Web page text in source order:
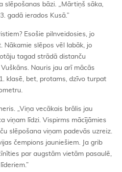
slēpošanas bāzi. „Mārtiņš sāka,
gadā ierados Kusā.”
Esošie pilnveidosies, jo
Nākamie slēpos vēl labāk, jo
tagad strādā distanču
Nauris jau arī mācās
klasē, bet, protams, dzīvo turpat
„Viņa vecākais brālis jau
viņam līdzi. Vispirms mācījāmies
slēpošana viņam padevās uzreiz.
čempions jauniešiem. Ja grib
par augstām vietām pasaulē,